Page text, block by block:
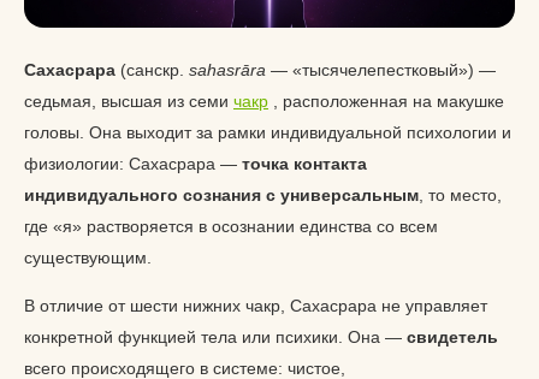
Сахасрара (санскр. sahasrāra — «тысячелепестковый») —
седьмая, высшая из семи чакр , расположенная на макушке
головы. Она выходит за рамки индивидуальной психологии и
физиологии: Сахасрара — точка контакта
индивидуального сознания с универсальным , то место,
где «я» растворяется в осознании единства со всем
существующим.
В отличие от шести нижних чакр, Сахасрара не управляет
конкретной функцией тела или психики. Она — свидетель
всего происходящего в системе: чистое,